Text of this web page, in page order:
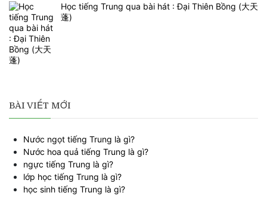
Học tiếng Trung qua bài hát : Đại Thiên Bồng (大天
蓬)
BÀI VIẾT MỚI
Nước ngọt tiếng Trung là gì?
Nước hoa quả tiếng Trung là gì?
ngực tiếng Trung là gì?
lớp học tiếng Trung là gì?
học sinh tiếng Trung là gì?